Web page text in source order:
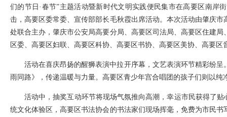
们的节日·春节”主题活动暨新时代文明实践便民集市在高要区南岸
击，高要区委常委、宣传部部长毛秋霞出席活动。本次活动由肇庆
处联合主办，肇庆市公安局高要分局、高要区司法局、高要区住建
区委、高要区妇联、高要区科协、高要区书协、高要区美协、高要区
活动在喜庆昂扬的醒狮表演中拉开序幕，文艺表演环节精彩纷
雨同路》，传递温暖与力量。高要区青少年宫合唱团的孩子们则以
活动中，抽奖互动环节将现场气氛推向高潮，幸运市民获得了
统文化体验区，高要区书法协会的书法家们现场挥毫，免费为市民